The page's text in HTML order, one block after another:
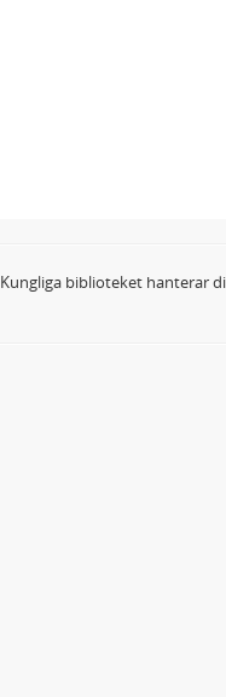
Kungliga biblioteket hanterar